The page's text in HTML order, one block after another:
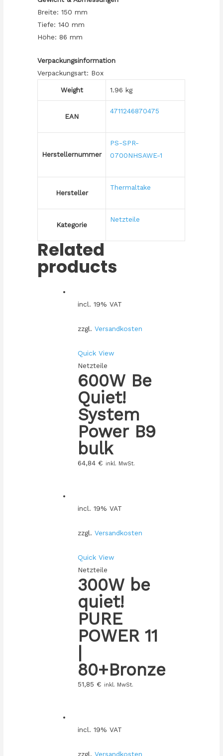
Breite: 150 mm
Tiefe: 140 mm
Höhe: 86 mm
Verpackungsinformation
Verpackungsart: Box
Weight 1.96 kg
EAN
4711246870475
Herstellernummer
PS-SPR-
0700NHSAWE-1
Hersteller
Thermaltake
Kategorie
Netzteile
Related
products
incl. 19% VAT
zzgl. Versandkosten
Quick View
Netzteile
600W Be
Quiet!
System
Power B9
bulk
64,84 € inkl. MwSt.
incl. 19% VAT
zzgl. Versandkosten
Quick View
Netzteile
300W be
quiet!
PURE
POWER 11
80+Bronze
51,85 € inkl. MwSt.
incl. 19% VAT
zzgl. Versandkosten